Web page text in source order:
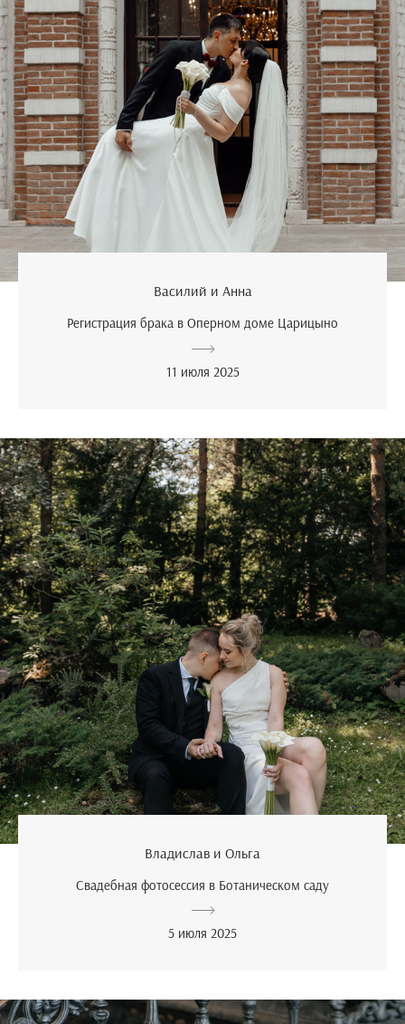
Василий и Анна
Регистрация брака в Оперном доме Царицыно
11 июля 2025
Владислав и Ольга
Свадебная фотосессия в Ботаническом саду
5 июля 2025